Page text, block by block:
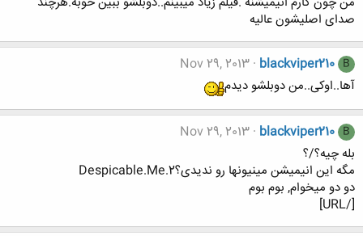
صدای اصلیشون عالیه
B
blackviper210
Nov 29, 2013
آها..اوکی..من دوبلشو دیدم
B
blackviper210
Nov 29, 2013
بله چیه؟/؟
مگه این انیمیشن مینیونها رو ندیدی؟Despicable.Me.2
دو دو میخوام, بوم بوم
[/URL]